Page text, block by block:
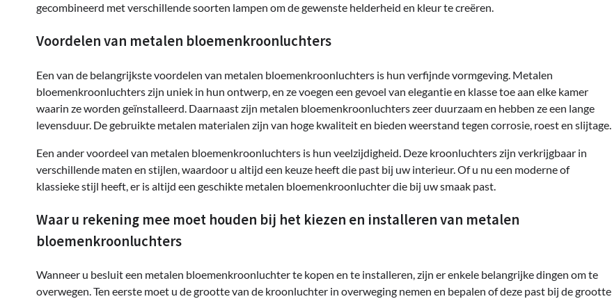
gecombineerd met verschillende soorten lampen om de gewenste helderheid en kleur te creëren.
Voordelen van metalen bloemenkroonluchters
Een van de belangrijkste voordelen van metalen bloemenkroonluchters is hun verfijnde vormgeving. Metalen
bloemenkroonluchters zijn uniek in hun ontwerp, en ze voegen een gevoel van elegantie en klasse toe aan elke kamer
waarin ze worden geïnstalleerd. Daarnaast zijn metalen bloemenkroonluchters zeer duurzaam en hebben ze een lange
levensduur. De gebruikte metalen materialen zijn van hoge kwaliteit en bieden weerstand tegen corrosie, roest en slijtage.
Een ander voordeel van metalen bloemenkroonluchters is hun veelzijdigheid. Deze kroonluchters zijn verkrijgbaar in
verschillende maten en stijlen, waardoor u altijd een keuze heeft die past bij uw interieur. Of u nu een moderne of
klassieke stijl heeft, er is altijd een geschikte metalen bloemenkroonluchter die bij uw smaak past.
Waar u rekening mee moet houden bij het kiezen en installeren van metalen
bloemenkroonluchters
Wanneer u besluit een metalen bloemenkroonluchter te kopen en te installeren, zijn er enkele belangrijke dingen om te
overwegen. Ten eerste moet u de grootte van de kroonluchter in overweging nemen en bepalen of deze past bij de grootte